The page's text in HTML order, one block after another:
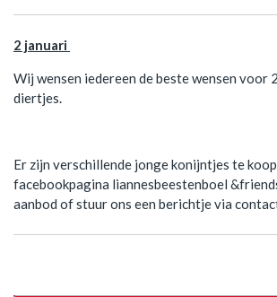
2 januari
Wij wensen iedereen de beste wensen voor
diertjes.
Er zijn verschillende jonge konijntjes te
facebookpagina liannesbeestenboel
aanbod of stuur ons een berichtje via